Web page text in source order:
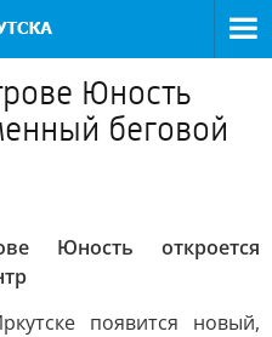
Юность
беговой
Юность откроется
появится новый,